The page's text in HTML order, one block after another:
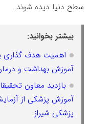
سطح دنیا دیده شوند.
بیشتر بخوانید:
اهمیت هدف گذاری
آموزش بهداشت و
بازدید معاون
آموزش پزشکی از
پزشکی شیراز